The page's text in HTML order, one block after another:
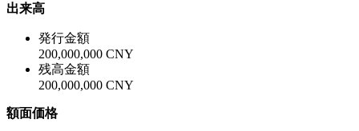
出来高
発行金額
200,000,000 CNY
残高金額
200,000,000 CNY
額面価格